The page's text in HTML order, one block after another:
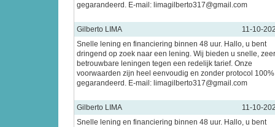
gegarandeerd. E-mail: limagilberto317@gmail.com
Gilberto LIMA
11-10-
Snelle lening en financiering binnen 48 uur. Hallo, u bent
dringend op zoek naar een lening. Wij bieden u snelle, zeer
betrouwbare leningen tegen een redelijk tarief. Onze
voorwaarden zijn heel eenvoudig en zonder protocol 100%
gegarandeerd. E-mail: limagilberto317@gmail.com
Gilberto LIMA
11-10-
Snelle lening en financiering binnen 48 uur. Hallo, u bent